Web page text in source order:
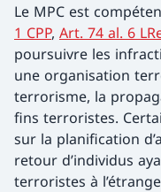
Le MPC est
1 CPP, Art. 74 al. 6
poursuivre les
une organisation
terrorisme, la
fins terroristes.
sur la planification
retour d’individus
terroristes à